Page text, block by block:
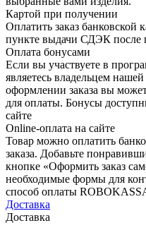
Картой при получении
Оплатить заказ
пункте выдачи СДЭК после
Оплата бонусами
Если вы участвуете в
являетесь владельцем
оформлении заказа вы
для оплаты. Бонусы
сайте
Online-оплата на сайте
Товар можно оплатить
заказа. Добавьте
кнопке «Оформить заказ
необходимые формы для
способ оплаты
Доставка
Доставка